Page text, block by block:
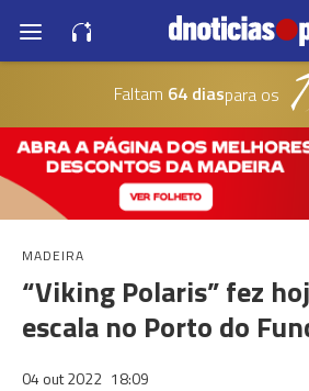
Faltam 64 diaspara os
MADEIRA
“Viking Polaris” fez
escala no Porto do
04 out 2022 18:09